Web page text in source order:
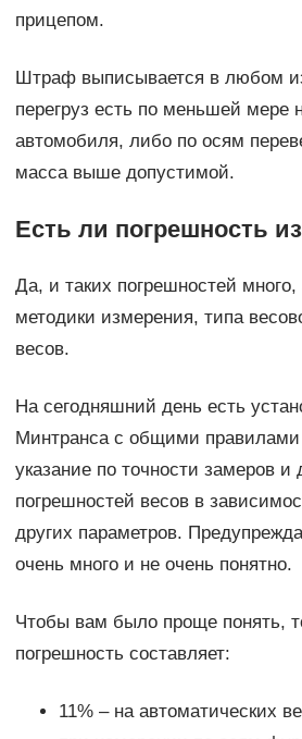
прицепом.
Штраф выписывается в любом
перегруз есть по меньшей мере
автомобиля, либо по осям
масса выше допустимой.
Есть ли погрешность
Да, и таких погрешностей много,
методики измерения, типа
весов.
На сегодняшний день есть
Минтранса с общими правилами
указание по точности замеров и
погрешностей весов в
других параметров.
очень много и не очень понятно.
Чтобы вам было проще понять,
погрешность составляет:
11% – на автоматических